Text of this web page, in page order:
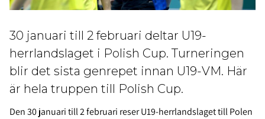
30 januari till 2 februari deltar U19-
herrlandslaget i Polish Cup. Turneringen
blir det sista genrepet innan U19-VM. Här
är hela truppen till Polish Cup.
Den 30 januari till 2 februari reser U19-herrlandslaget till Polen